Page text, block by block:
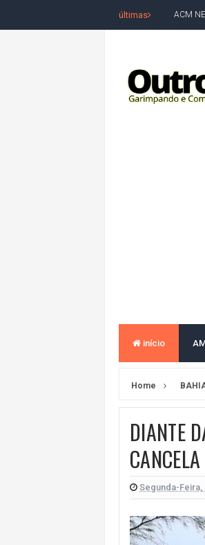
últimas ACM
MILEI
início
Home
DIANTE
Segunda-Feira,